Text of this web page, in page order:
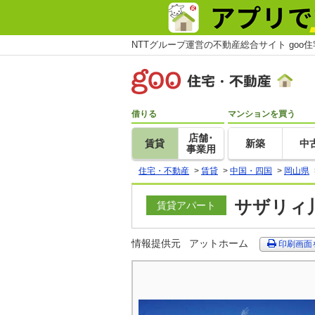
NTTグループ運営の不動産総合サイト goo
借りる
賃貸
店舗･
事業用
マンションを買う
新築 中
住宅・不動産 > 賃貸 > 中国・四国 > 岡山県
賃貸アパート サザリィ
情報提供元 アットホーム 印刷画面